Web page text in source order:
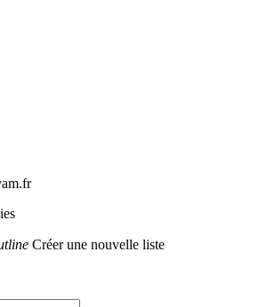
Créer une nouvelle liste